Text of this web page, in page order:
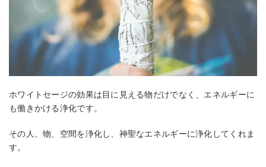
ホワイトセージの効果は目に見える物だけでなく、エネルギーに
も働きかける浄化です。
その人、物、空間を浄化し、神聖なエネルギーに浄化してくれま
す。